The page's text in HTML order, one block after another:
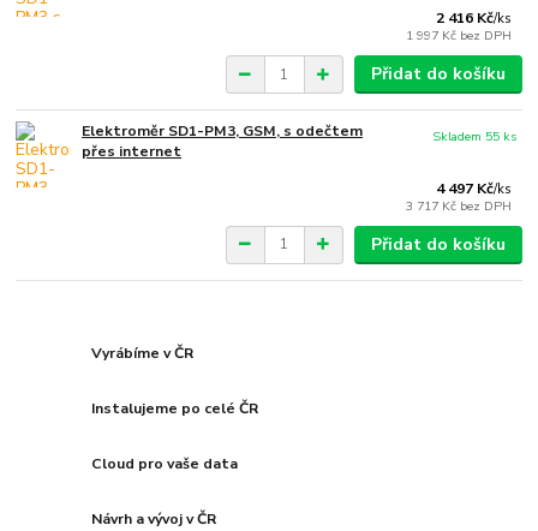
2 416 Kč/ks
1 997 Kč bez DPH
Přidat do košíku
Elektroměr SD1-PM3, GSM, s odečtem
přes internet
4 497 Kč/ks
3 717 Kč bez DPH
Skladem 55 ks
Přidat do košíku
Vyrábíme v ČR
Instalujeme po celé ČR
Cloud pro vaše data
Návrh a vývoj v ČR